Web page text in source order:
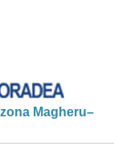
Magheru–